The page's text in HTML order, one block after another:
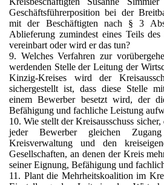
Geschäftsführerposition bei der
mit der Beschäftigten nach § 3
Ablieferung zumindest eines Teils des
vereinbart oder wird er das tun?
9. Welches Verfahren zur
werdenden Stelle der Leitung der
Kinzig-Kreises wird der
sichergestellt ist, dass diese Stelle
einem Bewerber besetzt wird, der
Befähigung und fachliche Leistung
10. Wie stellt der Kreisausschuss
jeder Bewerber gleichen
Kreisverwaltung und den
Gesellschaften, an denen der Kreis
seiner Eignung, Befähigung und
11. Plant die Mehrheitskoalition im